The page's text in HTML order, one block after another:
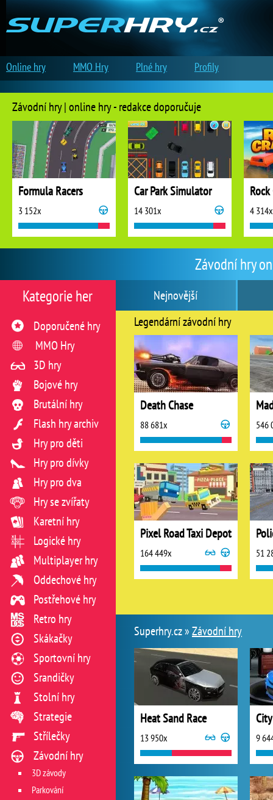
Závodní hry
Nejnovější
Legendární závodní hry
Death Chase
88 681x 546
Pixel Road Taxi Depot
164 449x 51
Superhry.cz »Závodní hry
Heat Sand Race
13 950x 9
Kategorie her
Doporučené hry
MMO Hry
3D hry
Bojové hry
Brutální hry
Flash hry archiv
Hry pro děti
Hry pro dívky
Hry pro dva
Hry se zvířaty
Karetní hry
Logické hry
Multiplayer hry
Oddechové hry
Postřehové hry
Retro hry
Skákačky
Sportovní hry
Srandičky
Stolní hry
Strategie
Střílečky
Závodní hry
3D závody
Parkování
Závodní hry | online hry - redakce doporučuje
Formula Racers
3 152x
Car Park Simulator
14 301x 4 314x
Online hry MMO Hry Plné hry Profily